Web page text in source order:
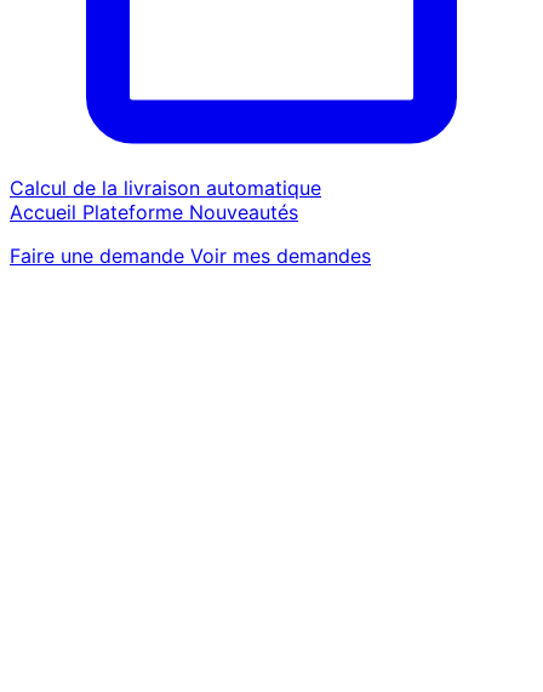
Calcul de la livraison automatique
Accueil Plateforme Nouveautés
Faire une demande Voir mes demandes